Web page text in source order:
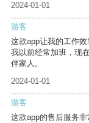
2024-01-01
游客
这款app让我的工作
我以前经常加班，现
伴家人。
2024-01-01
游客
这款app的售后服务